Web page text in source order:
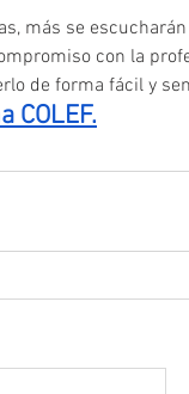
más se
con la
de forma fácil y
COLEF.